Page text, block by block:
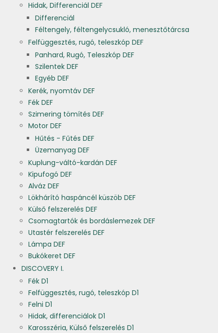
Hidak, Differenciál DEF
Differenciál
Féltengely, féltengelycsukló, menesztőtárcsa
Felfüggesztés, rugó, teleszkóp DEF
Panhard, Rugó, Teleszkóp DEF
Szilentek DEF
Egyéb DEF
Kerék, nyomtáv DEF
Fék DEF
Szimering tömítés DEF
Motor DEF
Hűtés - Fűtés DEF
Üzemanyag DEF
Kuplung-váltó-kardán DEF
Kipufogó DEF
Alváz DEF
Lökhárító haspáncél küszöb DEF
Külső felszerelés DEF
Csomagtartók és bordáslemezek DEF
Utastér felszerelés DEF
Lámpa DEF
Bukókeret DEF
DISCOVERY I.
Fék D1
Felfüggesztés, rugó, teleszkóp D1
Felni D1
Hidak, differenciálok D1
Karosszéria, Külső felszerelés D1